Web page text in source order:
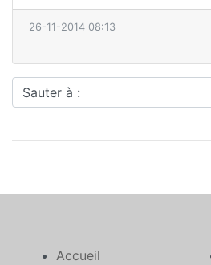
26-11-2014 08:13
Sauter à :
Accueil